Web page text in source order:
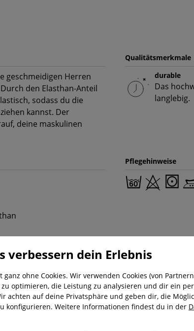
geschmeidigen Herren
den Elasthan-Anteil
sodass du die
kannst. Der
deine maskulinen
Qualitätsmerkmale
durable
Das
langlebig.
Pflegehinweise
Kostenloser Versand ab 29,-€
verbessern dein Erlebnis
ganz ohne Cookies. Wir verwenden Cookies (von
optimieren, die Leistung zu analysieren und dir ein
achten auf deine Privatsphäre und geben dir, die
konfigurieren. Weitere Informationen findest du in der